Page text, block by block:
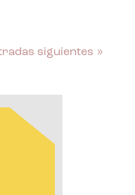
siguientes »